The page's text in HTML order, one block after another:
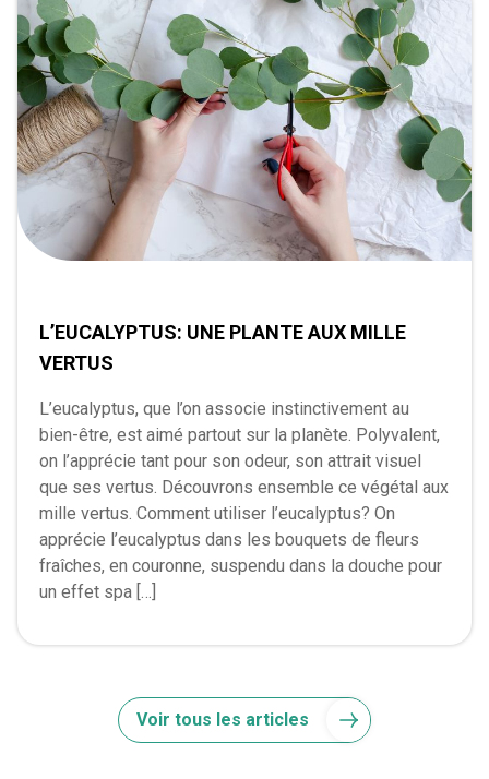
L’EUCALYPTUS: UNE PLANTE AUX MILLE
VERTUS
L’eucalyptus, que l’on associe instinctivement au
bien-être, est aimé partout sur la planète. Polyvalent,
on l’apprécie tant pour son odeur, son attrait visuel
que ses vertus. Découvrons ensemble ce végétal aux
mille vertus. Comment utiliser l’eucalyptus? On
apprécie l’eucalyptus dans les bouquets de fleurs
fraîches, en couronne, suspendu dans la douche pour
un effet spa […]
Voir tous les articles